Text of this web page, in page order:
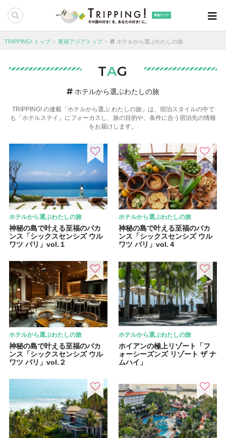
東南アジア
TRIPPING! トップ 東南アジアトップ ホテルから選ぶわたしの旅
TAG
ホテルから選ぶわたしの旅
TRIPPING! の連載「ホテルから選ぶ わたしの旅」は、宿泊スタイルの中で
も「ホテルステイ」にフォーカスし、旅の目的や、条件に合う宿泊先の情報
をお届けします。
ホテルから選ぶわたしの旅
神秘の島で叶える至福のバカ
ンス「シックスセンシズ ウル
ワツ バリ」vol.１
ホテルから選ぶわたしの旅
神秘の島で叶える至福のバカ
ンス「シックスセンシズ ウル
ワツ バリ」vol.４
ホテルから選ぶわたしの旅
神秘の島で叶える至福のバカ
ンス「シックスセンシズ ウル
ワツ バリ」vol.２
ホテルから選ぶわたしの旅
ホイアンの極上リゾート「フ
ォーシーズンズ リゾート ザ ナ
ムハイ」